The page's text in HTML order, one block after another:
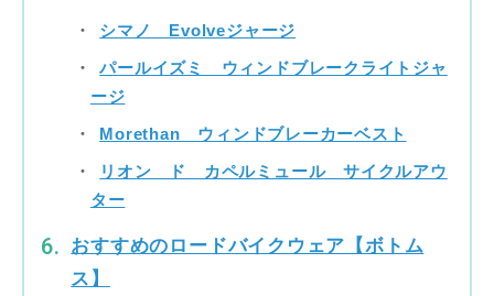
シマノ Evolveジャージ
パールイズミ ウィンドブレークライトジャ
ージ
Morethan ウィンドブレーカーベスト
リオン ド カペルミュール サイクルアウ
ター
おすすめのロードバイクウェア【ボトム
ス】